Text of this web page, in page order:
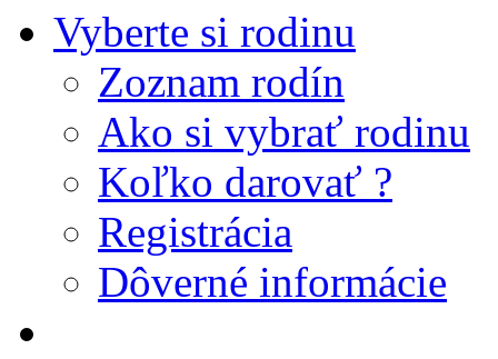
Vyberte si rodinu
Zoznam rodín
Ako si vybrať rodinu
Koľko darovať ?
Registrácia
Dôverné informácie